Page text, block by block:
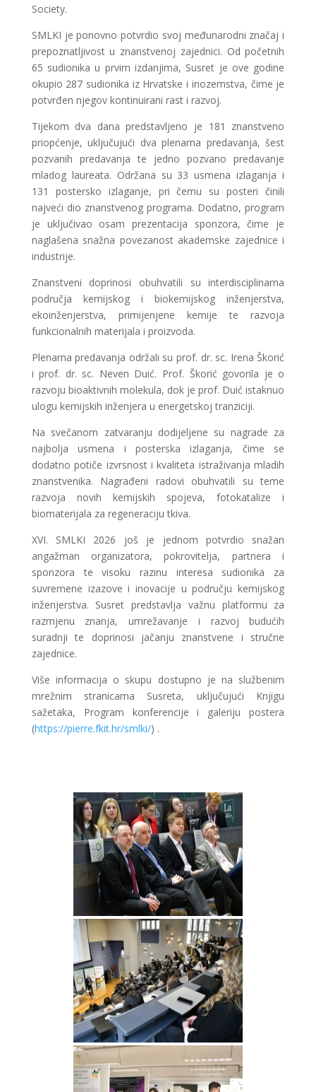
Society.
SMLKI je ponovno potvrdio svoj međunarodni značaj i
prepoznatljivost u znanstvenoj zajednici. Od početnih
65 sudionika u prvim izdanjima, Susret je ove godine
okupio 287 sudionika iz Hrvatske i inozemstva, čime je
potvrđen njegov kontinuirani rast i razvoj.
Tijekom dva dana predstavljeno je 181 znanstveno
priopćenje, uključujući dva plenarna predavanja, šest
pozvanih predavanja te jedno pozvano predavanje
mladog laureata. Održana su 33 usmena izlaganja i
131 postersko izlaganje, pri čemu su posteri činili
najveći dio znanstvenog programa. Dodatno, program
je uključivao osam prezentacija sponzora, čime je
naglašena snažna povezanost akademske zajednice i
industrije.
Znanstveni doprinosi obuhvatili su interdisciplinarna
područja kemijskog i biokemijskog inženjerstva,
ekoinženjerstva, primijenjene kemije te razvoja
funkcionalnih materijala i proizvoda.
Plenarna predavanja održali su prof. dr. sc. Irena Škorić
i prof. dr. sc. Neven Duić. Prof. Škorić govorila je o
razvoju bioaktivnih molekula, dok je prof. Duić istaknuo
ulogu kemijskih inženjera u energetskoj tranziciji.
Na svečanom zatvaranju dodijeljene su nagrade za
najbolja usmena i posterska izlaganja, čime se
dodatno potiče izvrsnost i kvaliteta istraživanja mladih
znanstvenika. Nagrađeni radovi obuhvatili su teme
razvoja novih kemijskih spojeva, fotokatalize i
biomaterijala za regeneraciju tkiva.
XVI. SMLKI 2026 još je jednom potvrdio snažan
angažman organizatora, pokrovitelja, partnera i
sponzora te visoku razinu interesa sudionika za
suvremene izazove i inovacije u području kemijskog
inženjerstva. Susret predstavlja važnu platformu za
razmjenu znanja, umrežavanje i razvoj budućih
suradnji te doprinosi jačanju znanstvene i stručne
zajednice.
Više informacija o skupu dostupno je na službenim
mrežnim stranicama Susreta, uključujući Knjigu
sažetaka, Program konferencije i galeriju postera
(https://pierre.fkit.hr/smlki/) .